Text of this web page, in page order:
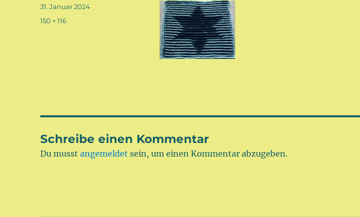
Veröffentlicht
am
31. Januar 2024
Volle
150 × 116
Schreibe einen Kommentar
Du musstangemeldet sein, um einen Kommentar abzugeben.